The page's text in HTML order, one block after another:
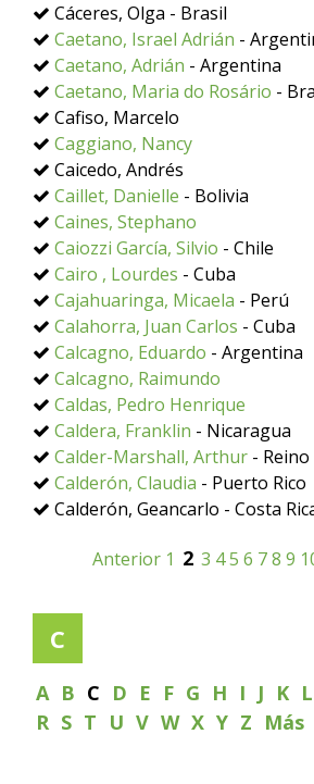
Cáceres, Olga - Brasil
Caetano, Israel Adrián -
Caetano, Adrián - Argentina
Caetano, Maria do Rosário -
Cafiso, Marcelo
Caggiano, Nancy
Caicedo, Andrés
Caillet, Danielle - Bolivia
Caines, Stephano
Caiozzi García, Silvio - Chile
Cairo , Lourdes - Cuba
Cajahuaringa, Micaela - Perú
Calahorra, Juan Carlos - Cuba
Calcagno, Eduardo - Argentina
Calcagno, Raimundo
Caldas, Pedro Henrique
Caldera, Franklin - Nicaragua
Calder-Marshall, Arthur -
Calderón, Claudia - Puerto Rico
Calderón, Geancarlo - Costa
Anterior 1 2 3 45 6 78 9
C
A B C D E F G H I J K L
R S T U V W X Y Z Más